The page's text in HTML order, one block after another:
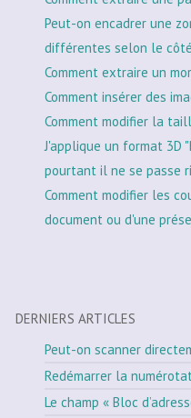
Peut-on encadrer une
différentes selon le
Comment extraire un
Comment insérer des
Comment modifier la
J'applique un format 3D
pourtant il ne se passe
Comment modifier les
document ou d'une
DERNIERS ARTICLES
Peut-on scanner
Redémarrer la
Le champ « Bloc